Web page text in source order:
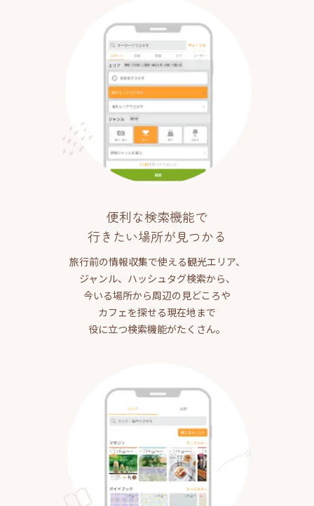
便利な検索機能で
行きたい場所が見つかる
旅行前の情報収集で使える観光エリア、
ジャンル、ハッシュタグ検索から、
今いる場所から周辺の見どころや
カフェを探せる現在地まで
役に立つ検索機能がたくさん。